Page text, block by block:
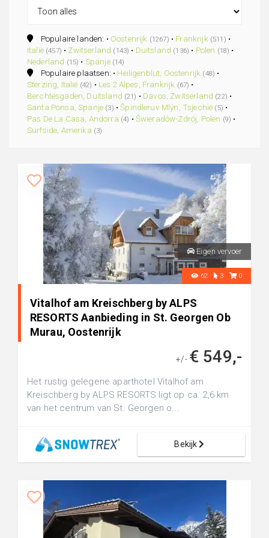
Populaire landen: • Oostenrijk (1267) • Frankrijk (511) •
Italië (457) • Zwitserland (143) • Duitsland (136) • Polen (18) •
Nederland (15) • Spanje (14)
Populaire plaatsen: • Heiligenblut, Oostenrijk (48) •
Sterzing, Italië (42) • Les 2 Alpes, Frankrijk (67) •
Berchtesgaden, Duitsland (21) • Davos, Zwitserland (22) •
Santa Ponsa, Spanje (3) •Špindleruv Mlýn, Tsjechië (5) •
Pas De La Casa, Andorra (4) • Świeradów-Zdrój, Polen (9) •
Surfside, Amerika (3)
Eigen vervoer
62 3 0
Vitalhof am Kreischberg by ALPS
RESORTS Aanbieding in St. Georgen Ob
Murau, Oostenrijk
+/- € 549,-
Het rustig gelegene aparthotel Vitalhof am
Kreischberg by ALPS RESORTS ligt op ca. 2,6 km
van het centrum van St. Georgen o...
Bekijk